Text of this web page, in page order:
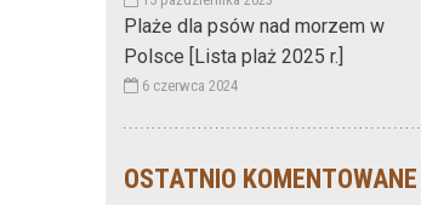
Plaże dla psów nad morzem w
Polsce [Lista plaż 2025 r.]
6 czerwca 2024
OSTATNIO KOMENTOWANE